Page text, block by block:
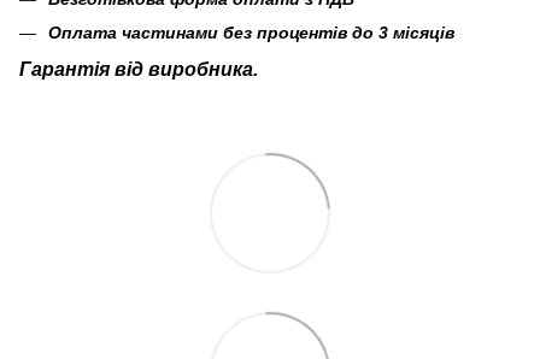
Оплата частинами без процентів до 3 місяців
Гарантія від виробника.